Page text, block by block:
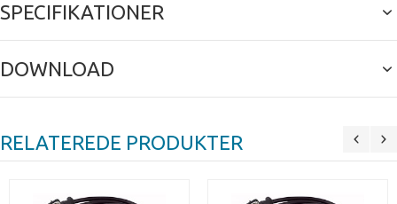
SPECIFIKATIONER
DOWNLOAD
RELATEREDE PRODUKTER